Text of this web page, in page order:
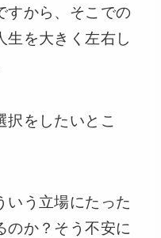
すから、そこでの
生を大きく左右し
択をしたいとこ
いう立場にたった
のか？そう不安に